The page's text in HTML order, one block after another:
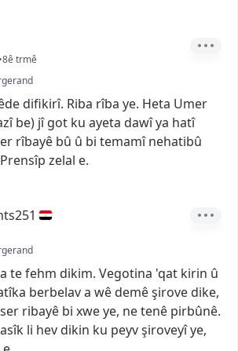
•8ê trmê
difikirî. Riba rîba ye. Heta Umer
be) jî got ku ayeta dawîya hatî
rîbayê bû û bi temamî nehatibû
Prensîp zelal e.
tefehm dikim. Vegotina 'qat kirin û
berbelava wê demêşirove dike,
ser ribayê bi xweye, netenê pirbûnê.
li hev dikin ku peyvşiroveyîye,